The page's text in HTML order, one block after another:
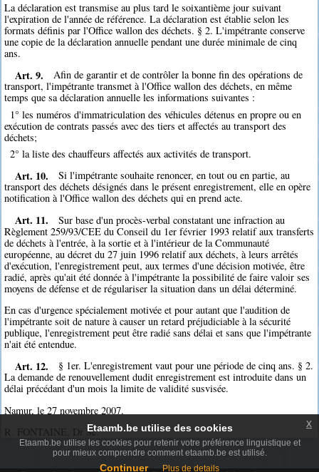
La déclaration est transmise au plus tard le soixantième jour suivant
l'expiration de l'année de référence. La déclaration est établie selon les
formats définis par l'Office wallon des déchets. § 2. L'impétrante conserve
une copie de la déclaration annuelle pendant une durée minimale de cinq
ans.
Art. 9.
Afin de garantir et de contrôler la bonne fin des opérations de
transport, l'impétrante transmet à l'Office wallon des déchets, en même
temps que sa déclaration annuelle les informations suivantes :
1° les numéros d'immatriculation des véhicules détenus en propre ou en
exécution de contrats passés avec des tiers et affectés au transport des
déchets;
2° la liste des chauffeurs affectés aux activités de transport.
Art. 10.
Si l'impétrante souhaite renoncer, en tout ou en partie, au
transport des déchets désignés dans le présent enregistrement, elle en opère
notification à l'Office wallon des déchets qui en prend acte.
Art. 11.
Sur base d'un procès-verbal constatant une infraction au
Règlement 259/93/CEE du Conseil du 1er février 1993 relatif aux transferts
de déchets à l'entrée, à la sortie et à l'intérieur de la Communauté
européenne, au décret du 27 juin 1996 relatif aux déchets, à leurs arrêtés
d'exécution, l'enregistrement peut, aux termes d'une décision motivée, être
radié, après qu'ait été donnée à l'impétrante la possibilité de faire valoir ses
moyens de défense et de régulariser la situation dans un délai déterminé.
En cas d'urgence spécialement motivée et pour autant que l'audition de
l'impétrante soit de nature à causer un retard préjudiciable à la sécurité
publique, l'enregistrement peut être radié sans délai et sans que l'impétrante
n'ait été entendue.
Art. 12.
§ 1er. L'enregistrement vaut pour une période de cinq ans. § 2.
La demande de renouvellement dudit enregistrement est introduite dans un
délai précédant d'un mois la limite de validité susvisée.
Namur, le 27 novembre 2007.
R. FONTAINE, Dr Sc.Etaamb.be utilise des cookies
Etaamb.be utilise les cookies pour retenir votre préférence linguistique et
pour mieux comprendre comment etaamb.be est utilisé.
Continuer Plus de details
x